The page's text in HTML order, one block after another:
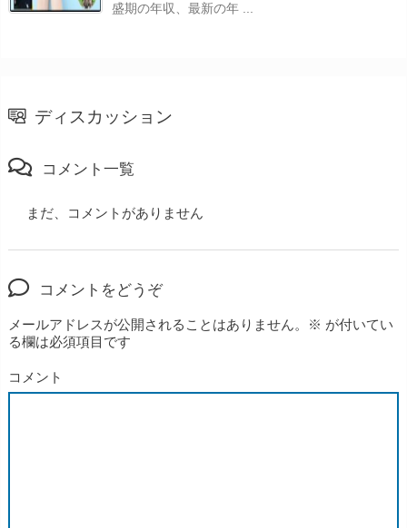
盛期の年収、最新の年 ...
ディスカッション
コメント一覧
まだ、コメントがありません
コメントをどうぞ
メールアドレスが公開されることはありません。 ※ が付いてい
る欄は必須項目です
コメント